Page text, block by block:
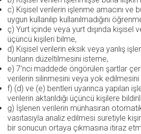
c) Kişisel verilerin işlenme amacını ve
uygun kullanılıp kullanılmadığını
ç) Yurt içinde veya yurt dışında kişisel
üçüncü kişileri bilme,
d) Kişisel verilerin eksik veya yanlış
bunların düzeltilmesini isteme,
e) 7’nci maddede öngörülen şartlar
verilerin silinmesini veya yok
f) (d) ve (e) bentleri uyarınca yapılan
verilerin aktarıldığı üçüncü kişilere
g) İşlenen verilerin münhasıran
vasıtasıyla analiz edilmesi suretiyle
bir sonucun ortaya çıkmasına itiraz